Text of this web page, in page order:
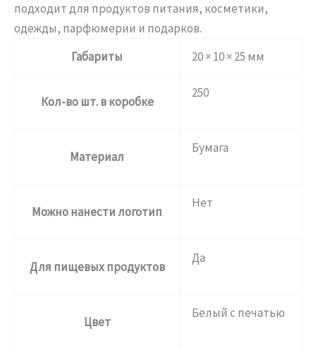
подходит для продуктов питания, косметики,
одежды, парфюмерии и подарков.
Габариты
20 × 10 × 25 мм
Кол-во шт. в коробке
250
Материал
Бумага
Можно нанести логотип
Нет
Для пищевых продуктов
Да
Цвет
Белый с печатью